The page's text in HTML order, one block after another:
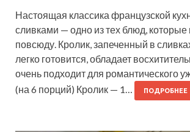
Настоящая классика французской
сливками — одно из тех блюд, которые
повсюду. Кролик, запеченный в
легко готовится, обладает
очень подходит для романтического
(на 6 порций) Кролик — 1…
ПОДРОБНЕЕ